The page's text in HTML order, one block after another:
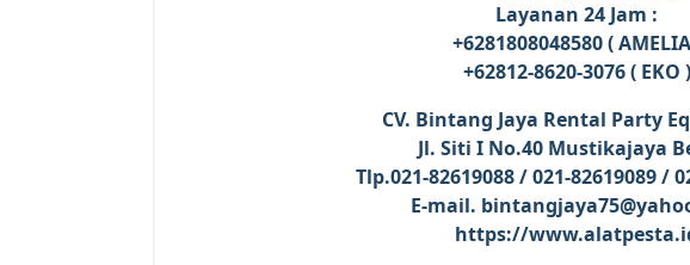
Layanan 24 Jam :
+6281808048580 (
+62812-8620-3076 ( EKO )
CV. Bintang Jaya Rental Party
Jl. Siti I No.40 Mustikajaya
Tlp.021-82619088 / 021-82619089 /
E-mail.
https://